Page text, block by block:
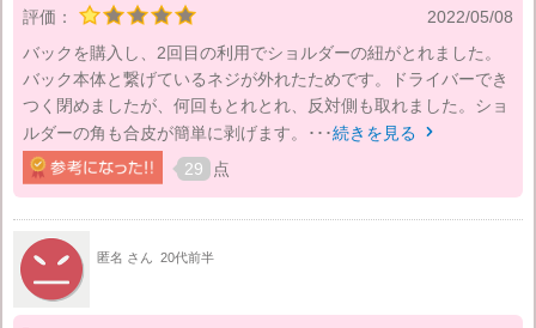
評価：
2022/05/08
バックを購入し、2回目の利用でショルダーの紐がとれました。
バック本体と繋げているネジが外れたためです。ドライバーでき
つく閉めましたが、何回もとれとれ、反対側も取れました。ショ
ルダーの角も合皮が簡単に剥げます。･･･続きを見る 
29 点
匿名 さん 20代前半